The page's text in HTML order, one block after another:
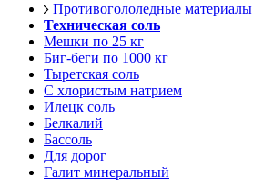
Противогололедные материалы
Техническая соль
Мешки по 25 кг
Биг-беги по 1000 кг
Тыретская соль
С хлористым натрием
Илецк соль
Белкалий
Бассоль
Для дорог
Галит минеральный